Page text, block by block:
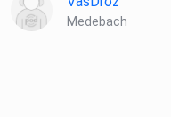
Medebach